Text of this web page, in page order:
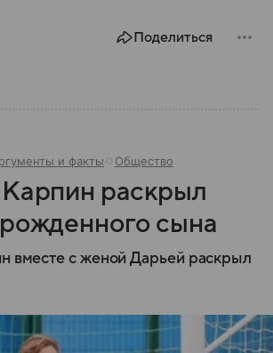
и какую роль играет вПоделиться
и факты Общество
раскрыл
сына
вместе с женой Дарьей раскрыл